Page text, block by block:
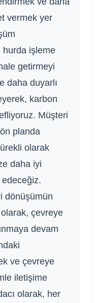
vermek yer
hurda işleme
getirmeyi
daha duyarlı
karbon
Müşteri
planda
olarak
daha iyi
dönüşümün
çevreye
devam
ve çevreye
iletişime
olarak, her